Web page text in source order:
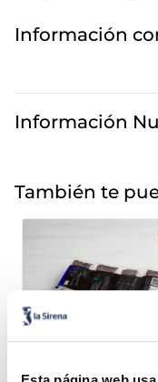
Información
Información
También te